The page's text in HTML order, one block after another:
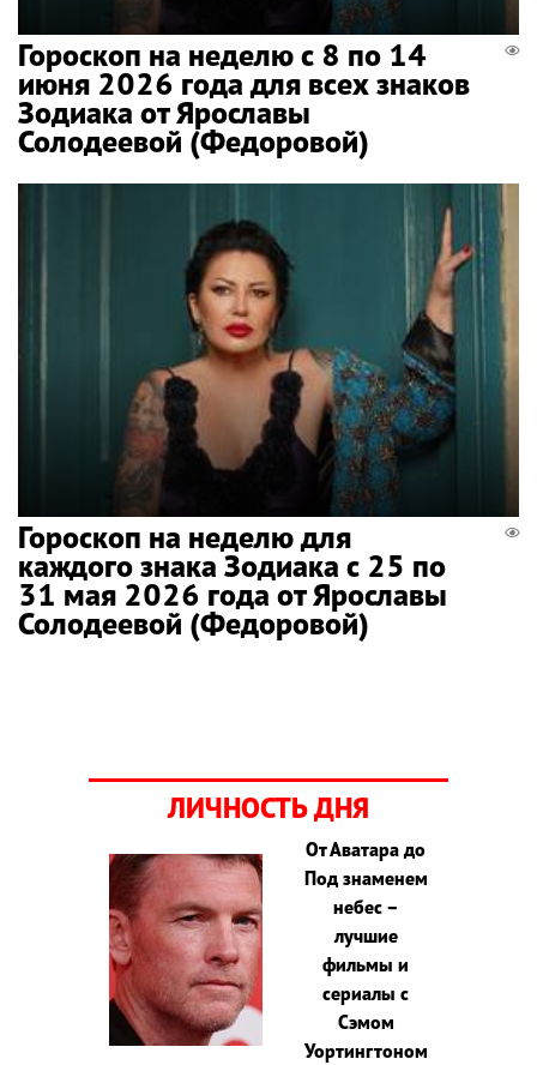
Гороскоп на неделю с 8 по 14
июня 2026 года для всех знаков
Зодиака от Ярославы
Солодеевой (Федоровой)
Гороскоп на неделю для
каждого знака Зодиака с 25 по
31 мая 2026 года от Ярославы
Солодеевой (Федоровой)
ЛИЧНОСТЬ ДНЯ
От Аватара до
Под знаменем
небес –
лучшие
фильмы и
сериалы с
Сэмом
Уортингтоном